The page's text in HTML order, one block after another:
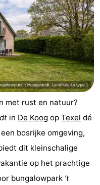
met rust en natuur?
in De Koog op Texel dé
bosrijke omgeving,
dit kleinschalige
op het prachtige
bungalowpark ’t